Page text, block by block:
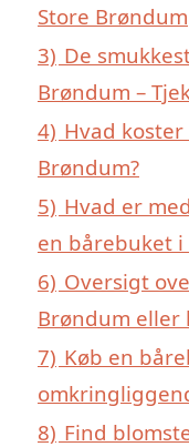
Store Brøndum
3) De
Brøndum –
4) Hvad
Brøndum?
5) Hvad er
en bårebuket i
6) Oversigt
Brøndum eller
7) Køb en
8) Find